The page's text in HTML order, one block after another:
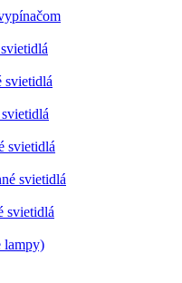
svietidlá
svietidlá
svietidlá
svietidlá
lampy)